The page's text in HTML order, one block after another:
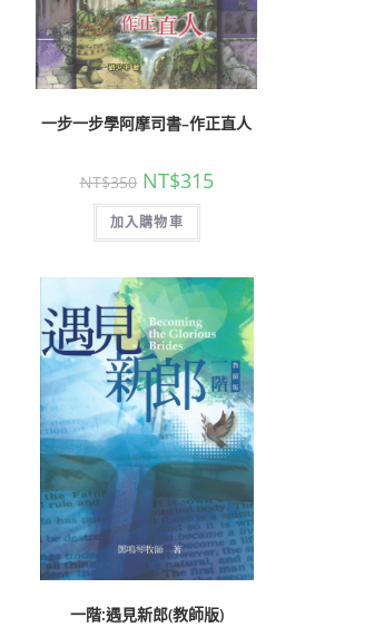
一步一步學阿摩司書–作正直人
NT$350 NT$315
加入購物車
一階:遇見新郎(教師版)